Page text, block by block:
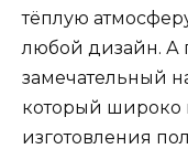
тёплую
любой дизайн. А
замечательный
который широко
изготовления